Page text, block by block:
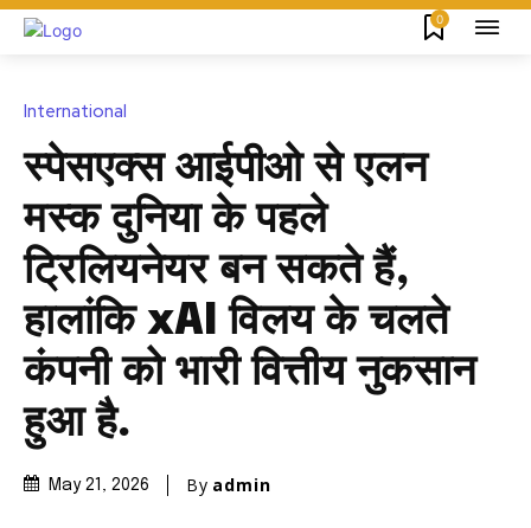
0
International
स्पेसएक्स आईपीओ से एलन
मस्क दुनिया के पहले
ट्रिलियनेयर बन सकते हैं,
हालांकि xAI विलय के चलते
कंपनी को भारी वित्तीय नुकसान
हुआ है.
May 21, 2026 By admin